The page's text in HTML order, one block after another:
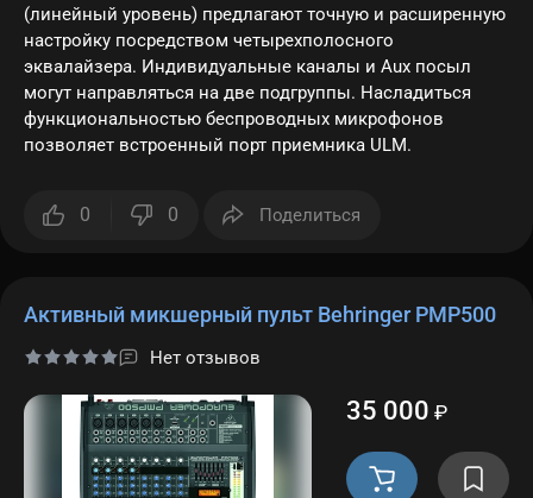
(линейный уровень) предлагают точную и расширенную
настройку посредством четырехполосного
эквалайзера. Индивидуальные каналы и Aux посыл
могут направляться на две подгруппы. Насладиться
функциональностью беспроводных микрофонов
позволяет встроенный порт приемника ULM.
0 0 Поделиться
Активный микшерный пульт Behringer PMP500
Нет отзывов
35 000 ₽